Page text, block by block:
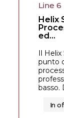
Line 6
Helix
ed...
Il
punto
basso.
In